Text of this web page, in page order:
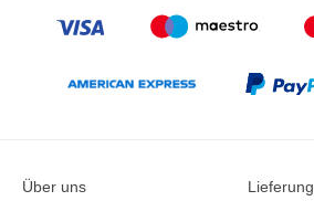
Über uns Lieferung